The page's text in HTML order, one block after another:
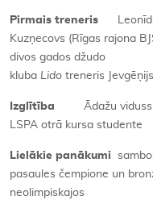
Pirmais treneris
Kuzņecovs (Rīgas rajona
divos gados džudo
kluba Lido treneris
Izglītība Ādažu
LSPA otrā kursa studente
Lielākie panākumi
pasaules čempione un
neolimpiskajos